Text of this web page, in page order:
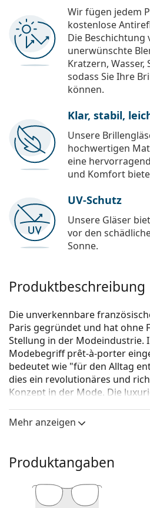
Wir fügen jedem
kostenlose
Die
unerwünschte
Kratzern, Wasser,
sodass Sie Ihre
können.
Klar, stabil,
Unsere
hochwertigen
eine
und Komfort
UV-Schutz
Unsere Gläser
vor den
Sonne.
Produktbeschreibung
Die unverkennbare
Paris gegründet und hat ohne
Stellung in der Modeindustrie.
Modebegriff prêt-à-porter
bedeutet wie "für den Alltag
dies ein revolutionäres und
Konzept in der Mode. Die
die die Marke Chloé seit ihrer
Brillenfassung
kühlen Hauttönen und
hellblondem Haar.
Mehr anzeigen
Produktangaben